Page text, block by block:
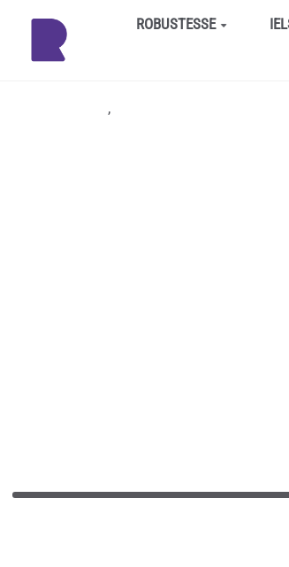
Aller au contenu principalROBUSTESSE
,